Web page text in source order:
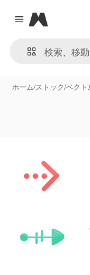
Close menu
Magnific
ホーム/ストック/ベクト